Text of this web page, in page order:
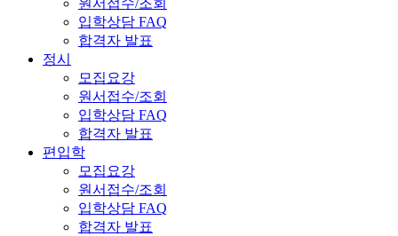
입학상담 FAQ
합격자 발표
정시
모집요강
원서접수/조회
입학상담 FAQ
합격자 발표
편입학
모집요강
원서접수/조회
입학상담 FAQ
합격자 발표